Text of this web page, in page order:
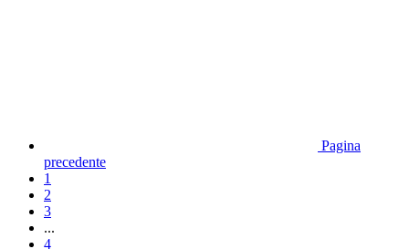
Pagina
precedente
1
2
3
...
4